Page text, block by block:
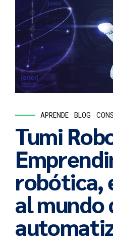
APRENDE BLOG
Tumi
robótica,
al mundo